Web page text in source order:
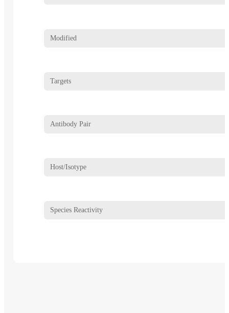
Modified
Targets
Antibody Pair
Host/Isotype
Species Reactivity